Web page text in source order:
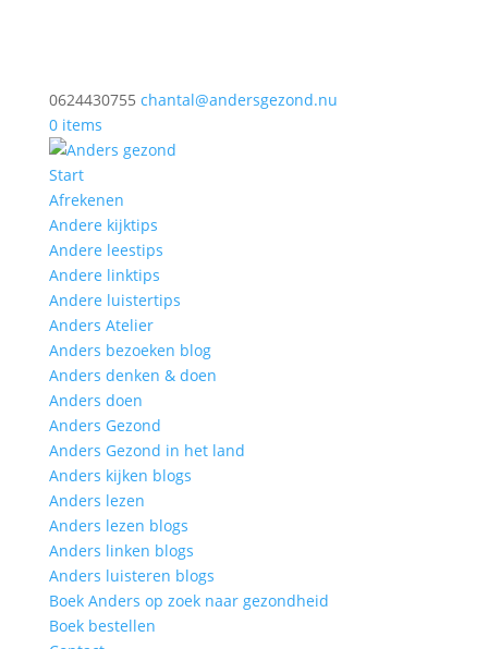
0624430755 chantal@andersgezond.nu
0 items
Start
Afrekenen
Andere kijktips
Andere leestips
Andere linktips
Andere luistertips
Anders Atelier
Anders bezoeken blog
Anders denken & doen
Anders doen
Anders Gezond
Anders Gezond in het land
Anders kijken blogs
Anders lezen
Anders lezen blogs
Anders linken blogs
Anders luisteren blogs
Boek Anders op zoek naar gezondheid
Boek bestellen